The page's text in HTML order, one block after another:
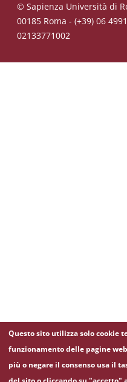
© Sapienza Università di
00185 Roma - (+39) 06
02133771002
Questo sito utilizza solo cookie
funzionamento delle pagine
più o negare il consenso usa il